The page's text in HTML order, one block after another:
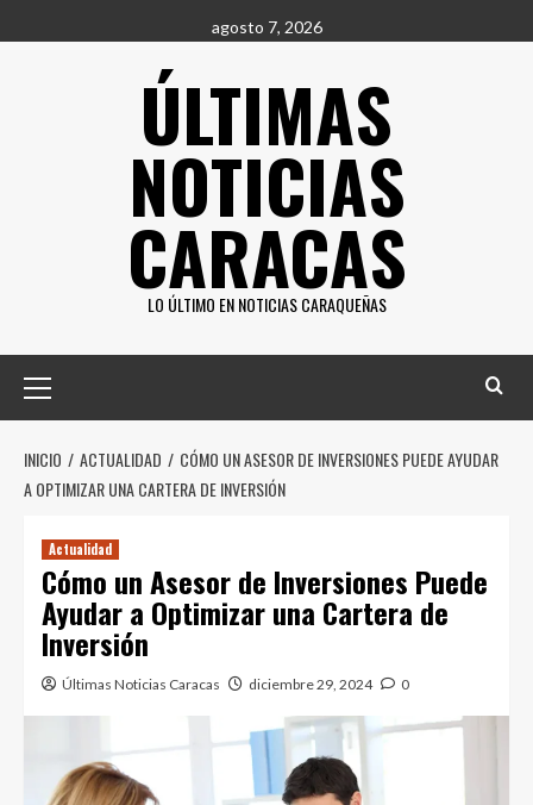
al
agosto 7, 2026
ÚLTIMAS
NOTICIAS
CARACAS
LO ÚLTIMO EN NOTICIAS CARAQUEÑAS
principal
INICIO ACTUALIDAD
CÓMO UN ASESOR DE INVERSIONES PUEDE AYUDAR
A OPTIMIZAR UNA CARTERA DE INVERSIÓN
Actualidad
Cómo un Asesor de Inversiones Puede
Ayudar a Optimizar una Cartera de
Inversión
Últimas Noticias Caracas diciembre 29, 2024 0